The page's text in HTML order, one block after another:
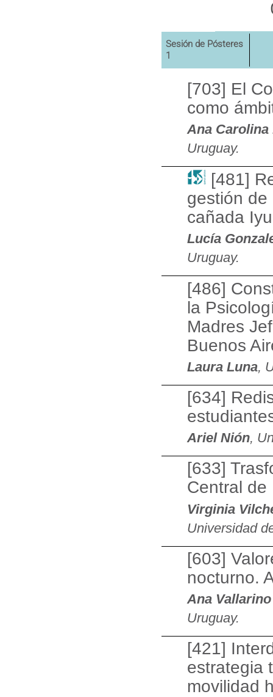
Sesión de Pósteres
1
[703] El
como
Ana Carolina
Uruguay.
[481]
gestión de
cañada
Lucía
Uruguay.
[486]
la
Madres
Buenos
Laura Luna,
[634]
Ariel Nión,
[633]
Central de
Virginia
Universidad
[603]
nocturno.
Ana
Uruguay.
[421]
estrategia
movilidad